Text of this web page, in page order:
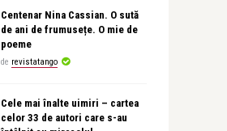
Centenar Nina Cassian. O sută
de ani de frumusețe. O mie de
poeme
de revistatango
Cele mai înalte uimiri – cartea
celor 33 de autori care s-au